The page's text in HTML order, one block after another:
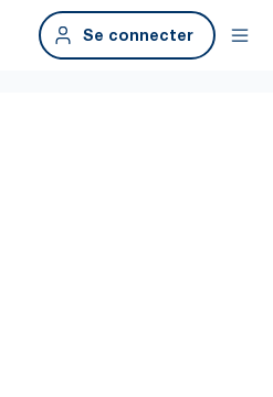
Se connecter